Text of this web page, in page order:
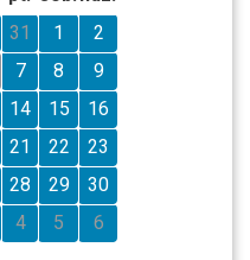
31 1
2
7 8
9
14 15
16
21 22
23
28 29
30
4 5 6